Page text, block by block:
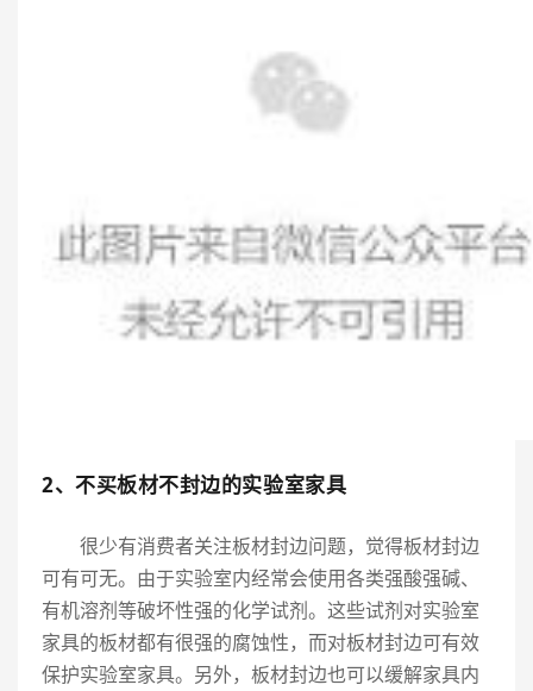
2、不买板材不封边的实验室家具
很少有消费者关注板材封边问题，觉得板材封边
可有可无。由于实验室内经常会使用各类强酸强碱、
有机溶剂等破坏性强的化学试剂。这些试剂对实验室
家具的板材都有很强的腐蚀性，而对板材封边可有效
保护实验室家具。另外，板材封边也可以缓解家具内